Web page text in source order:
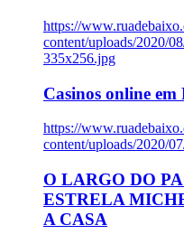
https://
content/uploads/2020/
335x256.jpg
Casinos online
https://
content/uploads/2020/
O LARGO DO
ESTRELA
A CASA